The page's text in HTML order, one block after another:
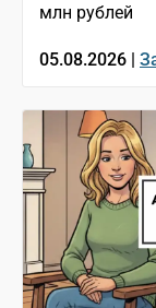
млн рублей
05.08.2026 |